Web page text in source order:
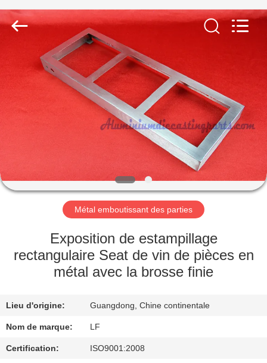
LA
MAISON
VIDÉOS
PROPOS
DE
VISITE
DE
L'USINE
LiFong(HK)
Industrial
Co.,Limited.
Métal emboutissant des parties
Exposition de estampillage
rectangulaire Seat de vin de pièces en
métal avec la brosse finie
Lieu d'origine: Guangdong, Chine continentale
Nom de marque: LF
Certification: ISO9001:2008